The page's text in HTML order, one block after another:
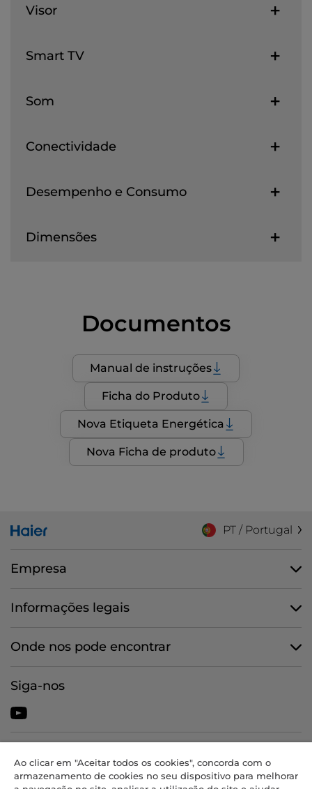
Visor
Smart TV
Som
Conectividade
Desempenho e Consumo
Dimensões
Documentos
Manual de instruções
Ficha do Produto
Nova Etiqueta Energética
Nova Ficha de produto
PT / Portugal
Empresa
Informações legais
Onde nos pode encontrar
Siga-nos
Comolli, 57 - 20861 Brugherio (MB) - Itália - SEDES
ADMINISTRATIVAS: Via Privata Eden Fumagalli snc - 20861 Brugherio
Ao clicar em "Aceitar todos os cookies", concorda com o
armazenamento de cookies no seu dispositivo para melhorar